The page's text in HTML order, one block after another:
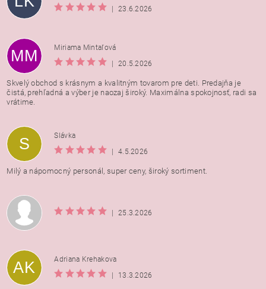
Vložením hodnotenie súhlasíte s
osobných údajov
|
23.6.2026
MM
Miriama Mintaľová
|
20.5.2026
Skvelý obchod s krásnym a kvalitným tovarom pre deti. Predajňa je
čistá, prehľadná a výber je naozaj široký. Maximálna spokojnosť, radi sa
vrátime.
S
Slávka
|
4.5.2026
Milý a nápomocný personál, super ceny, široký sortiment.
| 25.3.2026
AK
Adriana Krehakova
|
13.3.2026